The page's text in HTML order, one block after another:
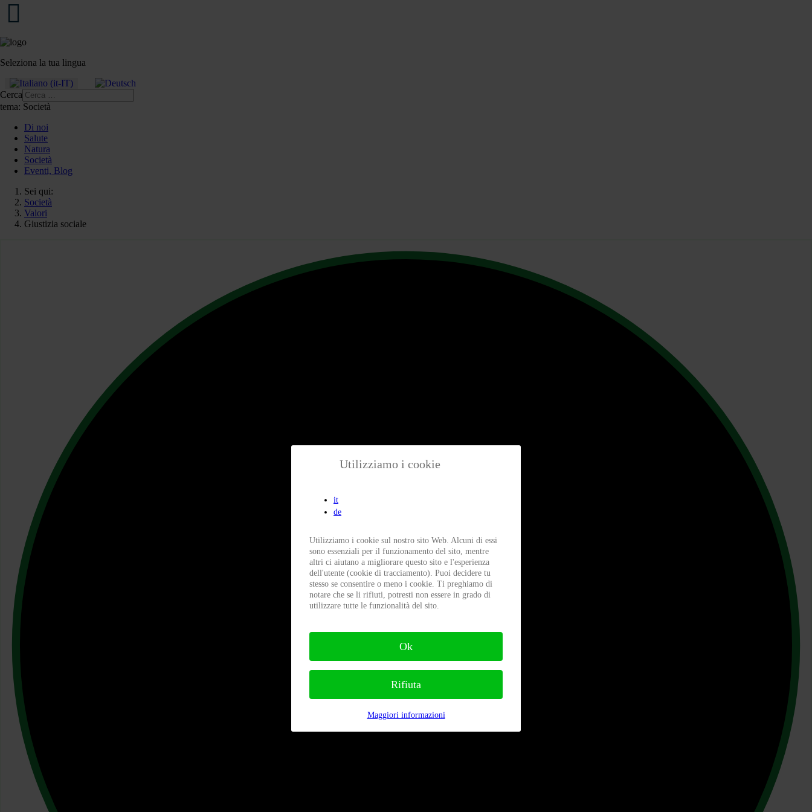
Seleziona la tua lingua
Cerca
tema: Società
Di noi
Salute
Natura
Società
Eventi, Blog
Sei qui:
Società
Valori
Giustizia sociale
Utilizziamo i cookie
it
de
Utilizziamo i cookie sul nostro sito Web. Alcuni di essi
sono essenziali per il funzionamento del sito, mentre
altri ci aiutano a migliorare questo sito e l'esperienza
dell'utente (cookie di tracciamento). Puoi decidere tu
stesso se consentire o meno i cookie. Ti preghiamo di
notare che se li rifiuti, potresti non essere in grado di
utilizzare tutte le funzionalità del sito.
Ok
Rifiuta
Maggiori informazioni